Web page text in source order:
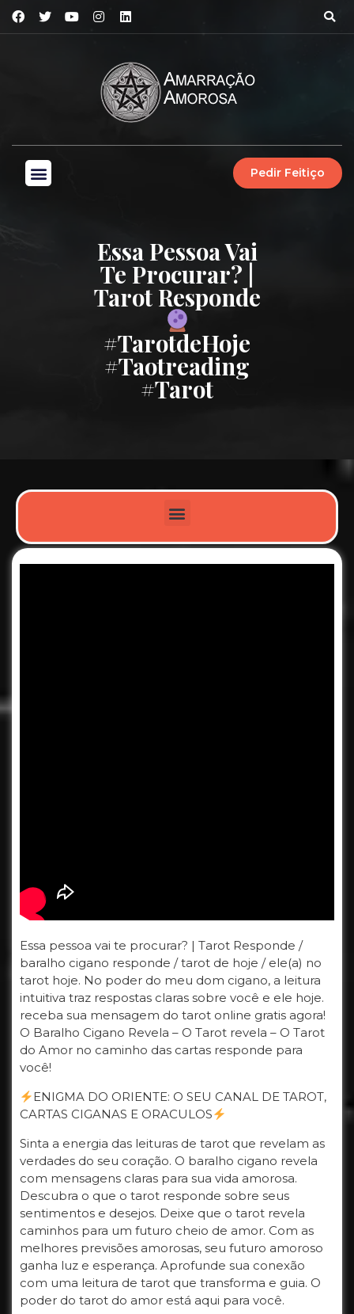
Pedir Feitiço
Essa Pessoa Vai
Te Procurar? |
Tarot Responde
#TarotdeHoje
#taotreading
#tarot
Essa pessoa vai te procurar? | Tarot Responde /
baralho cigano responde / tarot de hoje / ele(a) no
tarot hoje. No poder do meu dom cigano, a leitura
intuitiva traz respostas claras sobre você e ele hoje.
receba sua mensagem do tarot online gratis agora!
O Baralho Cigano Revela – O Tarot revela – O Tarot
do Amor no caminho das cartas responde para
você!
ENIGMA DO ORIENTE: O SEU CANAL DE TAROT,
CARTAS CIGANAS E ORACULOS
Sinta a energia das leituras de tarot que revelam as
verdades do seu coração. O baralho cigano revela
com mensagens claras para sua vida amorosa.
Descubra o que o tarot responde sobre seus
sentimentos e desejos. Deixe que o tarot revela
caminhos para um futuro cheio de amor. Com as
melhores previsões amorosas, seu futuro amoroso
ganha luz e esperança. Aprofunde sua conexão
com uma leitura de tarot que transforma e guia. O
poder do tarot do amor está aqui para você.